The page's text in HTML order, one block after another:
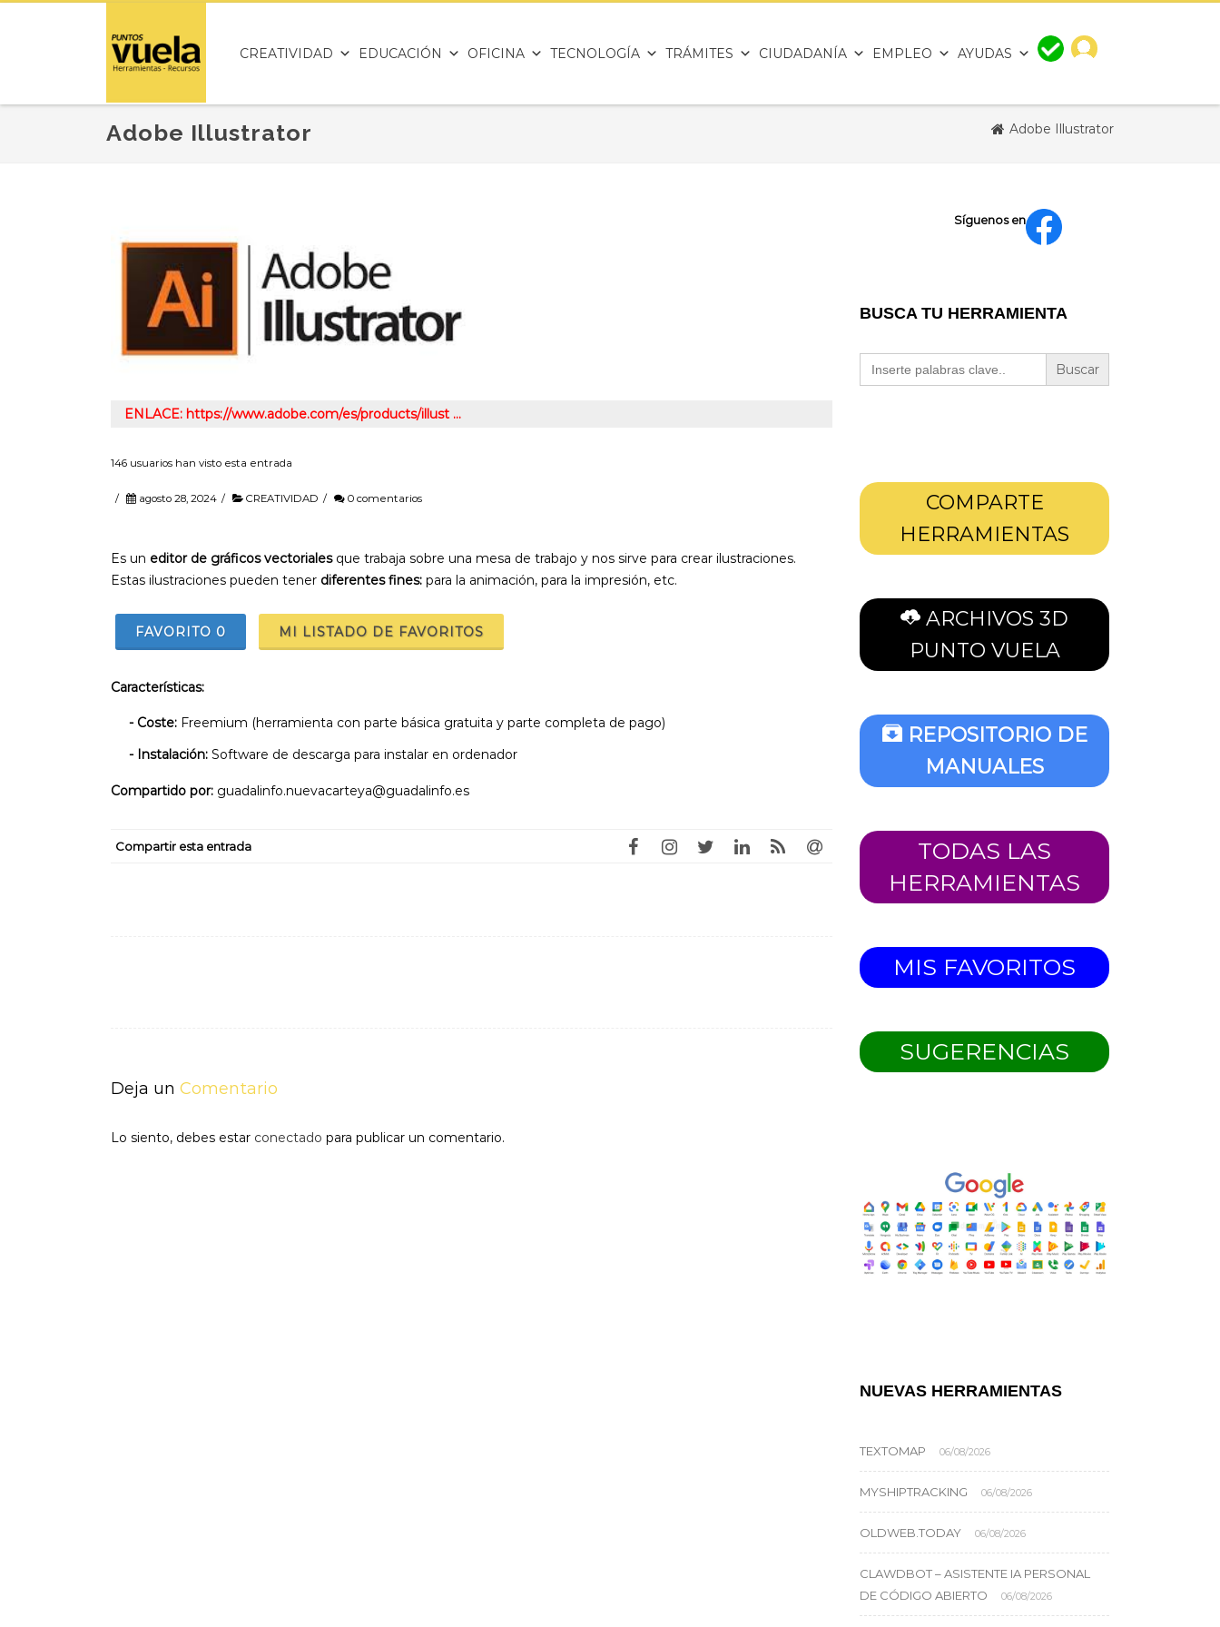
CREATIVIDAD EDUCACIÓN OFICINA TECNOLOGÍA TRÁMITES CIUDADANÍA EMPLEO AYUDAS
Adobe Illustrator Adobe Illustrator
ENLACE: https://www.adobe.com/es/products/illust …
146 usuarios han visto esta entrada
/ agosto 28, 2024 / CREATIVIDAD / 0 comentarios
Es un editor de gráficos vectorialesque trabaja sobre una mesa de trabajo y nos sirve para crear ilustraciones.
Estas ilustraciones pueden tener diferentes fines: para la animación, para la impresión, etc.
FAVORITO 0 MI LISTADO DE FAVORITOS
Características:
- Coste: Freemium (herramienta con parte básica gratuita y parte completa de pago)
- Instalación: Software de descarga para instalar en ordenador
Compartido por: guadalinfo.nuevacarteya@guadalinfo.es
Compartir esta entrada
Deja un Comentario
Lo siento, debes estar conectado para publicar un comentario.
Síguenos en
BUSCA TU HERRAMIENTA
Buscar:
COMPARTE
HERRAMIENTAS
ARCHIVOS 3D
PUNTO VUELA
REPOSITORIO DE
MANUALES
TODAS LAS
HERRAMIENTAS
MIS FAVORITOS
SUGERENCIAS
NUEVAS HERRAMIENTAS
TEXTOMAP 06/08/2026
MYSHIPTRACKING 06/08/2026
OLDWEB.TODAY 06/08/2026
CLAWDBOT – ASISTENTE IA PERSONAL
DE CÓDIGO ABIERTO
06/08/2026